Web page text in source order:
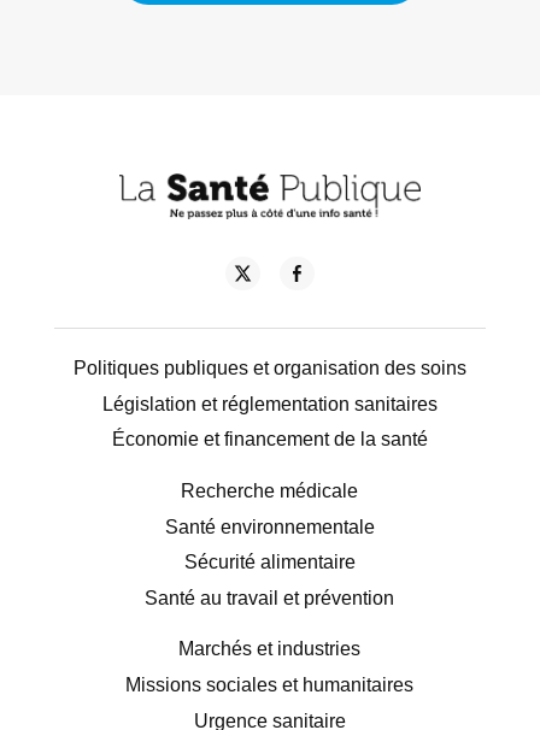
Politiques publiques et organisation des soins
Législation et réglementation sanitaires
Économie et financement de la santé
Recherche médicale
Santé environnementale
Sécurité alimentaire
Santé au travail et prévention
Marchés et industries
Missions sociales et humanitaires
Urgence sanitaire